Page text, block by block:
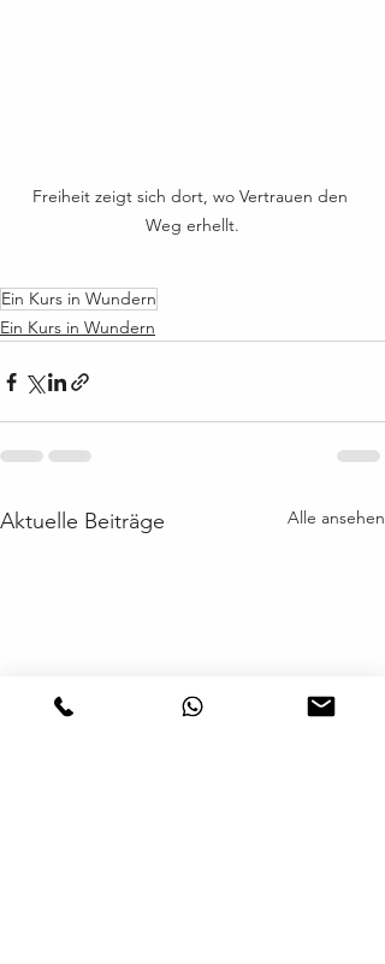
Freiheit zeigt sich dort, wo Vertrauen den
Weg erhellt.
Ein Kurs in Wundern
Ein Kurs in Wundern
Aktuelle Beiträge Alle ansehen